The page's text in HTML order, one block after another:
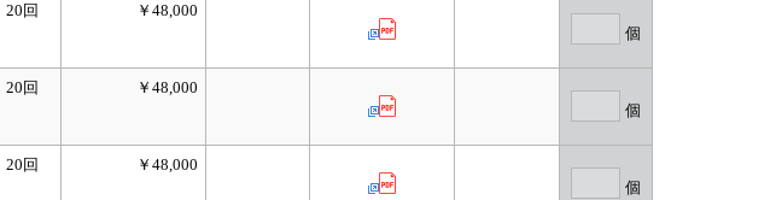
20回
￥48,000
個
20回
￥48,000
個
20回
￥48,000
個